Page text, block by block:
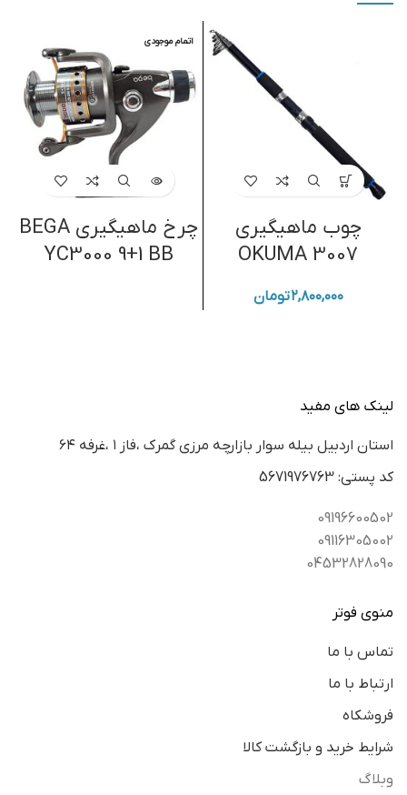
چوب ماهیگیری
OKUMA 3007
۲,۸۰۰,۰۰۰تومان
اتمام موجودی
چرخ ماهیگیری BEGA
YC3000 9+1 BB
لینک های مفید
استان اردبيل بيله سوار بازارچه مرزي گمرك ،فاز ١ ،غرفه ٦٤
كد پستي: 5671976763
09196600502
09116305002
04532828090
منوی فوتر
تماس با ما
ارتباط با ما
فروشکاه
شرایط خرید و بازگشت کالا
وبلاگ